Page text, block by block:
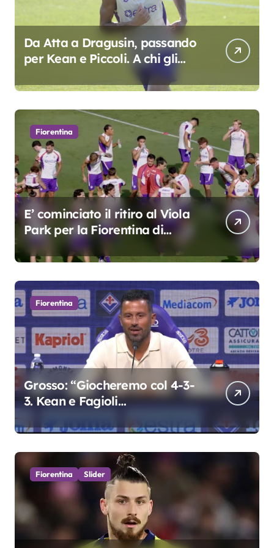
Da Atta a Dragusin, passando
per Kean e Piccoli. A chi gli
oscar del precampionato?
Fiorentina
E’ cominciato il ritiro al Viola
Park per la Fiorentina di
Grosso
Fiorentina
Grosso: “Giocheremo col 4-3-
3. Kean e Fagioli
colpo”
Fiorentina Slider